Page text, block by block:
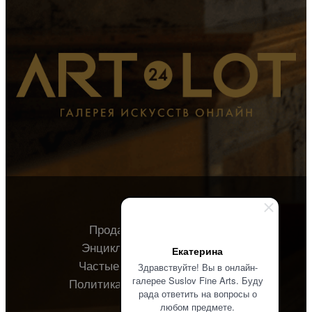
Екатерина
Здравствуйте! Вы в онлайн-
галерее Suslov Fine Arts. Буду
рада ответить на вопросы о
любом предмете.
Продавцу
Энциклопедия
О галерее
Частые вопросы
Контакты
Политика конфиденциальности